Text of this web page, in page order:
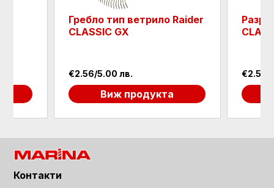
Гребло тип ветрило Raider
CLASSIC GX
€2.56/5.00 лв.
Виж продукта
€2.56/
Контакти